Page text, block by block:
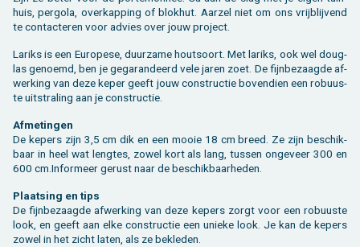
huis, per­go­la, over­kap­ping of blok­hut. Aar­zel niet om ons vrij­blij­vend
te con­tac­te­ren voor ad­vies over jouw pro­ject.
La­riks is een Eu­ro­pe­se, duur­za­me hout­soort. Met la­riks, ook wel dou­g­
las ge­noemd, ben je ge­ga­ran­deerd vele jaren zoet. De fijn­be­zaag­de af­
wer­king van deze keper geeft jouw con­struc­tie bo­ven­dien een ro­buus­
te uit­stra­ling aan je con­struc­tie.
Af­me­tin­gen
De ke­pers zijn 3,5 cm dik en een mooie 18 cm breed. Ze zijn be­schik­
baar in heel wat leng­tes, zowel kort als lang, tus­sen on­ge­veer 300 en
600 cm.​Informeer ge­rust naar de be­schik­baar­he­den.
Plaat­sing en tips
De fijn­be­zaag­de af­wer­king van deze ke­pers zorgt voor een ro­buus­te
look, en geeft aan elke con­struc­tie een unie­ke look. Je kan de ke­pers
zowel in het zicht laten, als ze be­kle­den.